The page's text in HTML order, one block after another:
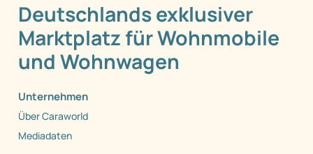
Deutschlands exklusiver
Marktplatz für Wohnmobile
und Wohnwagen
Unternehmen
Über Caraworld
Mediadaten